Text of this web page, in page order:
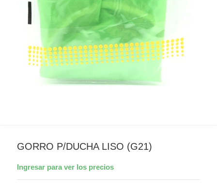
GORRO P/DUCHA LISO (G21)
Ingresar para ver los precios